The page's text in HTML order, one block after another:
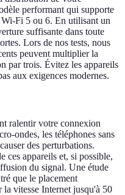
performant qui supporte
Fi 5 ou 6. En utilisant un
suffisante dans toute
Lors de nos tests, nous
peuvent multiplier la
par trois. Évitez les appareils
aux exigences modernes.
ralentir votre connexion
ondes, les téléphones sans
des perturbations.
ces appareils et, si possible,
du signal. Une étude
que le placement
la vitesse Internet jusqu'à 50